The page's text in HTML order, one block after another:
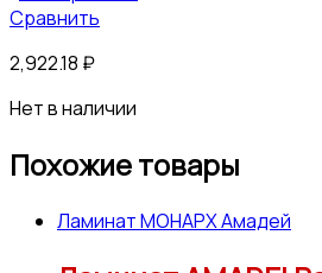
Сравнить
2,922.18 ₽
Нет в наличии
Похожие товары
Ламинат МОНАРХ Амадей